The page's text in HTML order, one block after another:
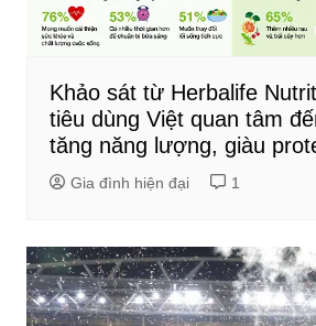
Khảo sát từ Herbalife
tiêu dùng Việt quan tâm
tăng năng lượng, giàu
Gia đình hiện đại 1